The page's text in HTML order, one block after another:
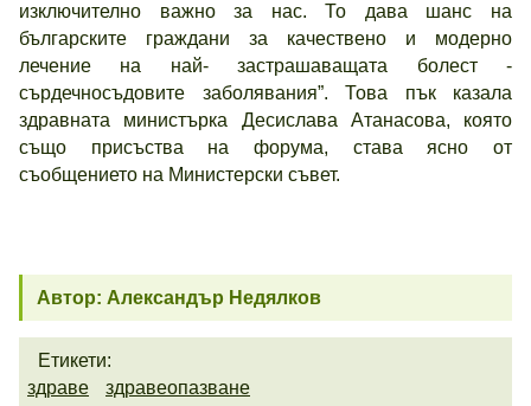
изключително важно за нас. То дава шанс на
българските граждани за качествено и модерно
лечение на най- застрашаващата болест -
сърдечносъдовите заболявания”. Това пък казала
здравната министърка Десислава Атанасова, която
също присъства на форума, става ясно от
съобщението на Министерски съвет.
Автор: Александър Недялков
Етикети:
здраве
здравеопазване